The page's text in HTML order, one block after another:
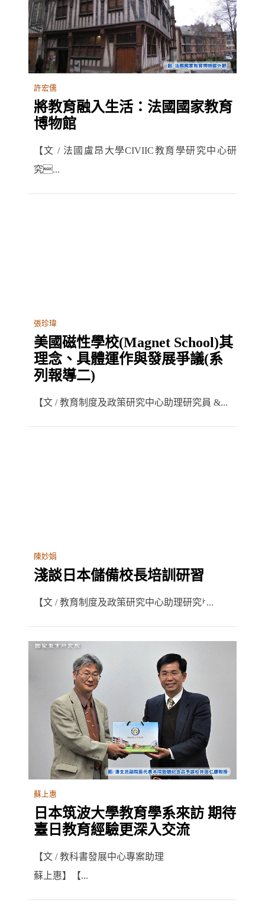
許宏儒
將教育融入生活：法國國家教育
博物館
【文 / 法國盧昂大學CIVIIC教育學研究中心研
究...
張珍瑋
美國磁性學校(Magnet School)其
理念、具體運作與發展爭議(系
列報導二)
【文 / 教育制度及政策研究中心助理研究員 &...
陳妙娟
淺談日本儲備校長培訓研習
【文 / 教育制度及政策研究中心助理研究ࡼ...
蘇上惠
日本筑波大學教育學系來訪 期待
臺日教育經驗更深入交流
【文 / 教科書發展中心專案助理
蘇上惠】【...